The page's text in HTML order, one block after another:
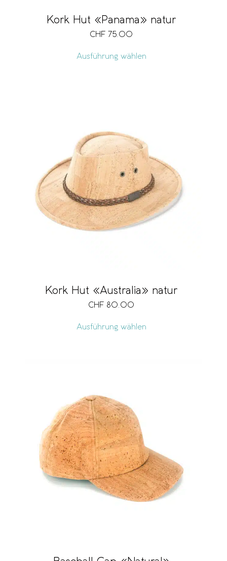
Kork Hut «Panama» natur
CHF 75.00
Ausführung wählen
Kork Hut «Australia» natur
CHF 80.00
Ausführung wählen